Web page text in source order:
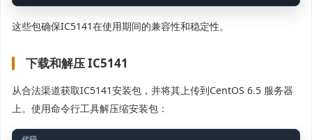
这些包确保IC5141在使用期间的兼容性和稳定性。
下载和解压 IC5141
从合法渠道获取IC5141安装包，并将其上传到CentOS 6.5 服务器
上。使用命令行工具解压缩安装包：